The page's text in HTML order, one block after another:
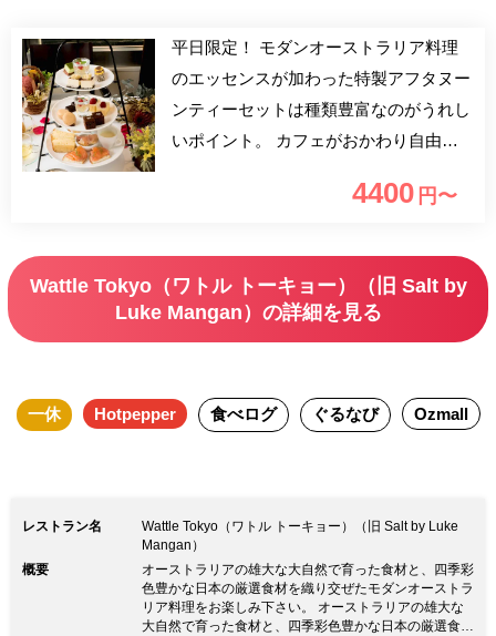
平日限定！ モダンオーストラリア料理
のエッセンスが加わった特製アフタヌー
ンティーセットは種類豊富なのがうれし
いポイント。 カフェがおかわり自由で
4400 円〜
Wattle Tokyo（ワトル トーキョー）（旧 Salt by
Luke Mangan）の詳細を見る
一休 Hotpepper 食べログ ぐるなび Ozmall
レストラン名
Wattle Tokyo（ワトル トーキョー）（旧 Salt by Luke
Mangan）
概要
オーストラリアの雄大な大自然で育った食材と、四季彩
色豊かな日本の厳選食材を織り交ぜたモダンオーストラ
リア料理をお楽しみ下さい。 オーストラリアの雄大な
大自然で育った食材と、四季彩色豊かな日本の厳選食材